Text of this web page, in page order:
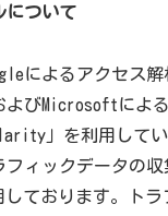
について
によるアクセス解
よびMicrosoftによ
」を利用してい
フィックデータの
しております。ト